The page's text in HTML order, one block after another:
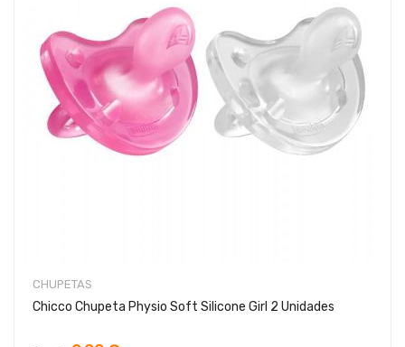
CHUPETAS
Chicco Chupeta Physio Soft Silicone Girl 2 Unidades